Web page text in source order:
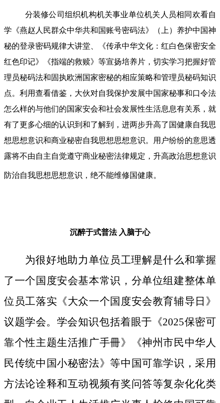
分装修公司组织机构机关事业单位机关人员相同欢看自
学《燕赵人民群众中华共和国账号密码法》（上）养护中国神
秘的登录密码规律大讲堂、《传承中华文化：红白色保密安全
红色印记》《指端的救赎》等宣扬培养片，切实学习把握好管
理员秘码法和固执欧洲国家密秘的相应策略和管理员秘码知识
点。利用查看借鉴，大伙对自我保护发展中国家秘事和口令法
怎么样的与他们的国家安会和社会发展性生活息息有关系，就
有了更多心细的认识到和了解到，进两步升高了国健康自我思
想思想意识和商业秘密自我思想思想意识。用户纷纷的意思透
露将不由自主自觉遵守商业秘密法律规定，升高政治思想意识
防治自我思想思想意识，绝不能维修国健康。
沉醉于式普法 入脑于心
为很好地助力单位员工理解是什么和掌握
了一个国度安会基本常识，分单位组建整体单
位员工落实《大众一个国度安会教育辅导日》
议题学会。学会知识包括着眼于《2025保密可
靠个性主题生活推广手冊》《神州市民中华人
民传统中国小秘密法》等中国可靠学识，采用
方法论诠释和互动视频有奖问答等复杂化化类